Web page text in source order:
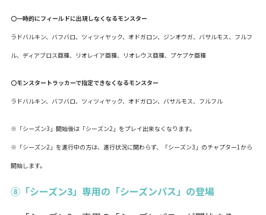
〇一時的にフィールドに出現しなくなるモンスター
ラドバルキン、バフバロ、ツィツィヤック、オドガロン、ジンオウガ、バサルモス、フルフ
ル、ディアブロス亜種、リオレイア亜種、リオレウス亜種、プケプケ亜種
〇モンスタートラッカーで指定できなくなるモンスター
ラドバルキン、バフバロ、ツィツィヤック、オドガロン、バサルモス、フルフル
※「シーズン3」開始後は「シーズン2」をプレイ出来なくなります。
※「シーズン2」を進行中の方は、進行状況に関わらず、「シーズン3」のチャプター1から
開始します。
⑧「シーズン3」専用の「シーズンパス」の登場